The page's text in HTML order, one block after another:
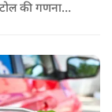
की गणना